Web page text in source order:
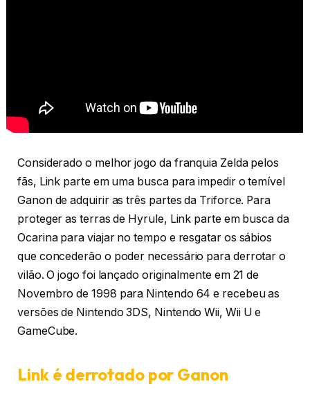
Considerado o melhor jogo da franquia Zelda pelos
fãs, Link parte em uma busca para impedir o temível
Ganon de adquirir as três partes da Triforce. Para
proteger as terras de Hyrule, Link parte em busca da
Ocarina para viajar no tempo e resgatar os sábios
que concederão o poder necessário para derrotar o
vilão. O jogo foi lançado originalmente em 21 de
Novembro de 1998 para Nintendo 64 e recebeu as
versões de Nintendo 3DS, Nintendo Wii, Wii U e
GameCube.
Link é derrotado por Ganon